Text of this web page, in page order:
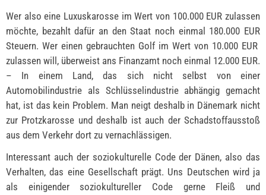
Wer also eine Luxuskarosse im Wert von 100.000 EUR zulassen
möchte, bezahlt dafür an den Staat noch einmal 180.000 EUR
Steuern. Wer einen gebrauchten Golf im Wert von 10.000 EUR
zulassen will, überweist ans Finanzamt noch einmal 12.000 EUR.
– In einem Land, das sich nicht selbst von einer
Automobilindustrie als Schlüsselindustrie abhängig gemacht
hat, ist das kein Problem. Man neigt deshalb in Dänemark nicht
zur Protzkarosse und deshalb ist auch der Schadstoffausstoß
aus dem Verkehr dort zu vernachlässigen.
Interessant auch der soziokulturelle Code der Dänen, also das
Verhalten, das eine Gesellschaft prägt. Uns Deutschen wird ja
als einigender soziokultureller Code gerne Fleiß und